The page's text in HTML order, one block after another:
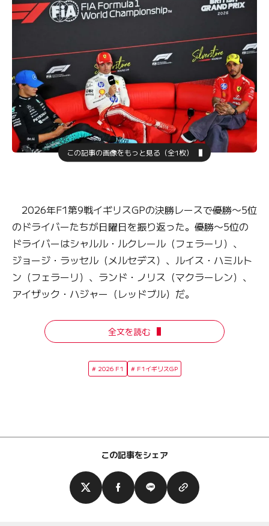
この記事の画像をもっと見る（全1枚）
2026年F1第9戦イギリスGPの決勝レースで優勝〜5位
のドライバーたちが日曜日を振り返った。優勝〜5位の
ドライバーはシャルル・ルクレール（フェラーリ）、
ジョージ・ラッセル（メルセデス）、ルイス・ハミルト
ン（フェラーリ）、ランド・ノリス（マクラーレン）、
アイザック・ハジャー（レッドブル）だ。
全文を読む
2026 F1 F1イギリスGP
この記事をシェア